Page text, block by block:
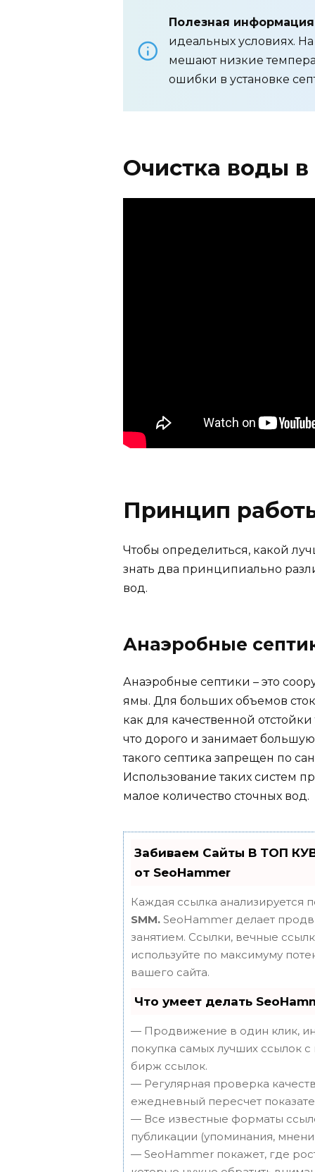
Полезная
идеальных условиях.
мешают низкие
ошибки в установке
Очистка воды
Принцип
Чтобы определиться, какой
знать два принципиально
вод.
Анаэробные
Анаэробные септики – это
ямы. Для больших объемов
как для качественной
что дорого и занимает
такого септика запрещен по
Использование таких систем
малое количество сточных вод.
Забиваем Сайты В ТОП
от SeoHammer
Каждая ссылка анализируется
SMM. SeoHammer делает
занятием. Ссылки, вечные
используйте по максимуму
вашего сайта.
Что умеет делать
— Продвижение в один клик,
покупка самых лучших ссылок
бирж ссылок.
— Регулярная проверка
ежедневный пересчет
— Все известные форматы
публикации (упоминания,
— SeoHammer покажет, где